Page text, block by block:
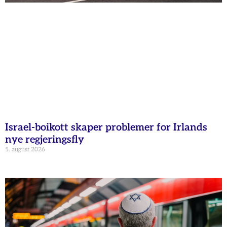
Israel-boikott skaper problemer for Irlands
nye regjeringsfly
5. august 2026